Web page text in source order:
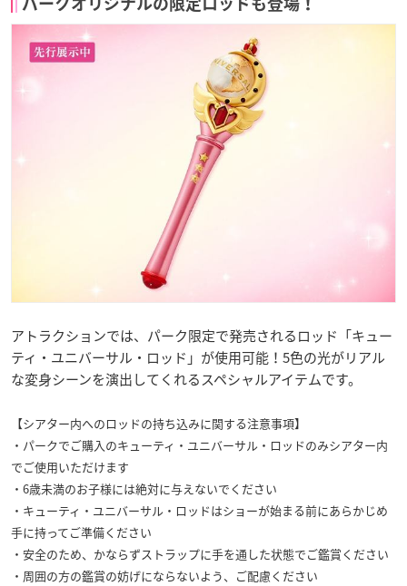
パークオリジナルの限定ロッドも登場！
アトラクションでは、パーク限定で発売されるロッド「キュー
ティ・ユニバーサル・ロッド」が使用可能！5色の光がリアル
な変身シーンを演出してくれるスペシャルアイテムです。
【シアター内へのロッドの持ち込みに関する注意事項】
・パークでご購入のキューティ・ユニバーサル・ロッドのみシアター内
でご使用いただけます
・6歳未満のお子様には絶対に与えないでください
・キューティ・ユニバーサル・ロッドはショーが始まる前にあらかじめ
手に持ってご準備ください
・安全のため、かならずストラップに手を通した状態でご鑑賞ください
・周囲の方の鑑賞の妨げにならないよう、ご配慮ください